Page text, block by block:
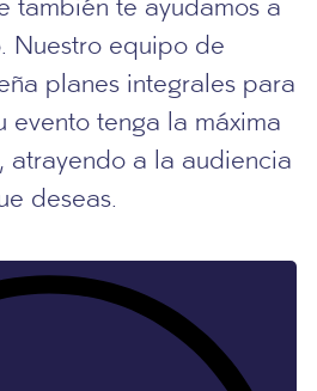
también te ayudamos a
Nuestro equipo de
planes integrales para
evento tenga la máxima
atrayendo a la audiencia
deseas.